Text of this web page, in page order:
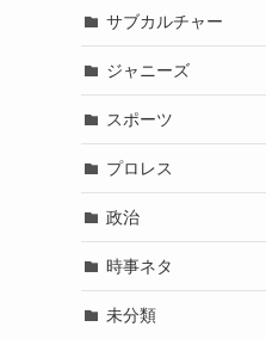
サブカルチャー
ジャニーズ
スポーツ
プロレス
政治
時事ネタ
未分類